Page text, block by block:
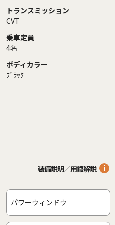
トランスミッション
CVT
乗車定員
4名
ボディカラー
ﾌﾞﾗｯｸ
装備説明／用語解説
パワーウィンドウ